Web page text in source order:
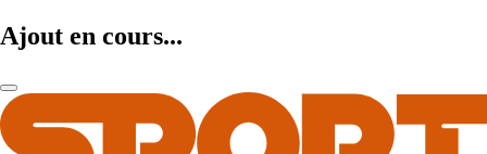
Ajout en cours...